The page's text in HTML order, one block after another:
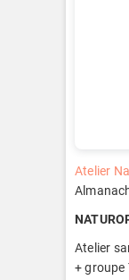
Atelier
Atelier
+ groupe